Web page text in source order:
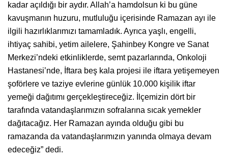
kadar açıldığı bir aydır. Allah’a hamdolsun ki bu güne
kavuşmanın huzuru, mutluluğu içerisinde Ramazan ayı ile
ilgili hazırlıklarımızı tamamladık. Ayrıca yaşlı, engelli,
ihtiyaç sahibi, yetim ailelere, Şahinbey Kongre ve Sanat
Merkezi’ndeki etkinliklerde, semt pazarlarında, Onkoloji
Hastanesi’nde, İftara beş kala projesi ile iftara yetişemeyen
şoförlere ve taziye evlerine günlük 10.000 kişilik iftar
yemeği dağıtımı gerçekleştireceğiz. İlçemizin dört bir
tarafında vatandaşlarımızın sofralarına sıcak yemekler
dağıtacağız. Her Ramazan ayında olduğu gibi bu
ramazanda da vatandaşlarımızın yanında olmaya devam
edeceğiz” dedi.